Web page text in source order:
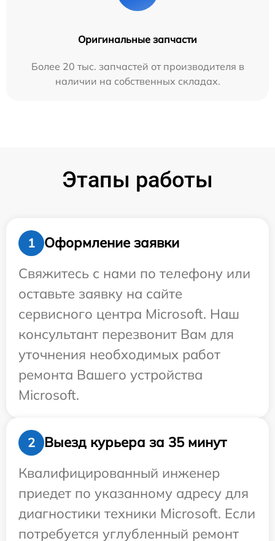
Оригинальные запчасти
Более 20 тыс. запчастей от производителя в
наличии на собственных складах.
Этапы работы
1
Оформление заявки
Свяжитесь с нами по телефону или
оставьте заявку на сайте
сервисного центра Microsoft. Наш
консультант перезвонит Вам для
уточнения необходимых работ
ремонта Вашего устройства
Microsoft.
2
Выезд курьера за 35 минут
Квалифицированный инженер
приедет по указанному адресу для
диагностики техники Microsoft. Если
потребуется углубленный ремонт